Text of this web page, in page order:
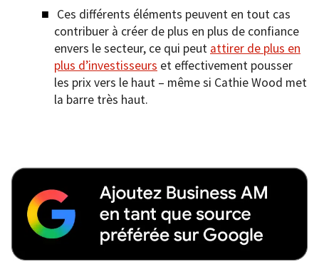
Ces différents éléments peuvent en tout cas
contribuer à créer de plus en plus de confiance
envers le secteur, ce qui peut attirer de plus en
plus d’investisseurs et effectivement pousser
les prix vers le haut – même si Cathie Wood met
la barre très haut.